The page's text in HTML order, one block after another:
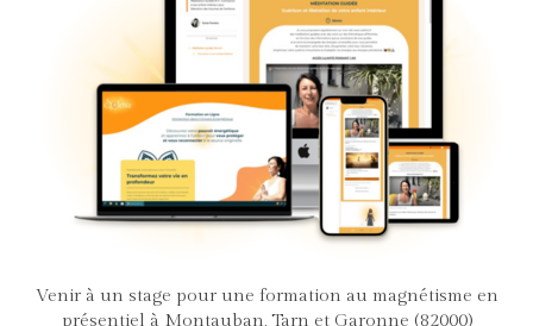
Venir à un stage pour une formation au magnétisme en
présentiel à Montauban, Tarn et Garonne (82000)